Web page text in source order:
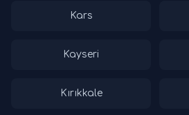
Kars
Kayseri
Kırıkkale